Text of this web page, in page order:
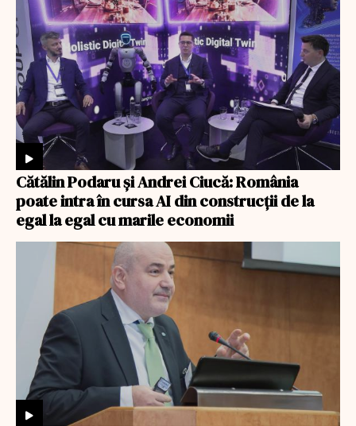
Cătălin Podaru și Andrei Ciucă: România
poate intra în cursa AI din construcții de la
egal la egal cu marile economii